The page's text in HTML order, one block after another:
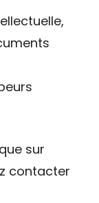
sur
contacter